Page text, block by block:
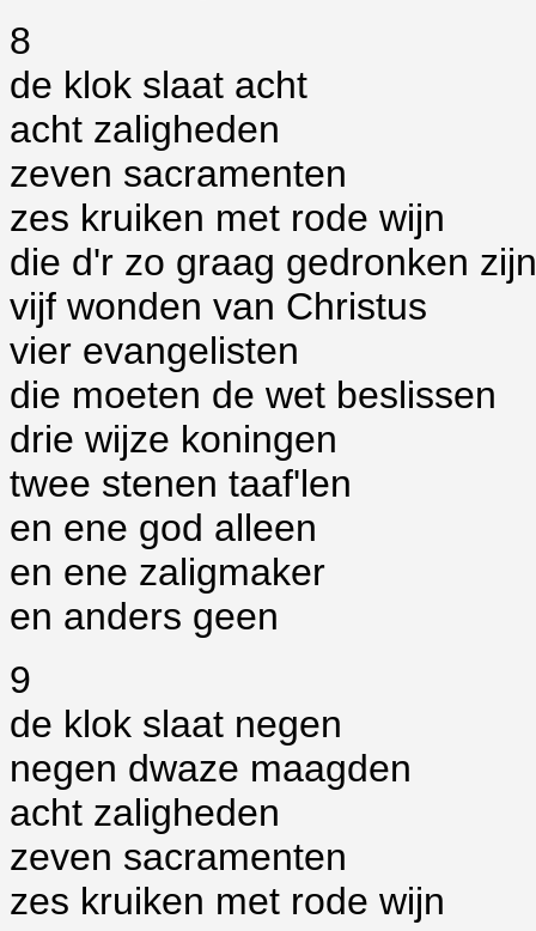
8
de klok slaat acht
acht zaligheden
zeven sacramenten
zes kruiken met rode wijn
die d'r zo graag gedronken zijn
vijf wonden van Christus
vier evangelisten
die moeten de wet beslissen
drie wijze koningen
twee stenen taaf'len
en ene god alleen
en ene zaligmaker
en anders geen
9
de klok slaat negen
negen dwaze maagden
acht zaligheden
zeven sacramenten
zes kruiken met rode wijn